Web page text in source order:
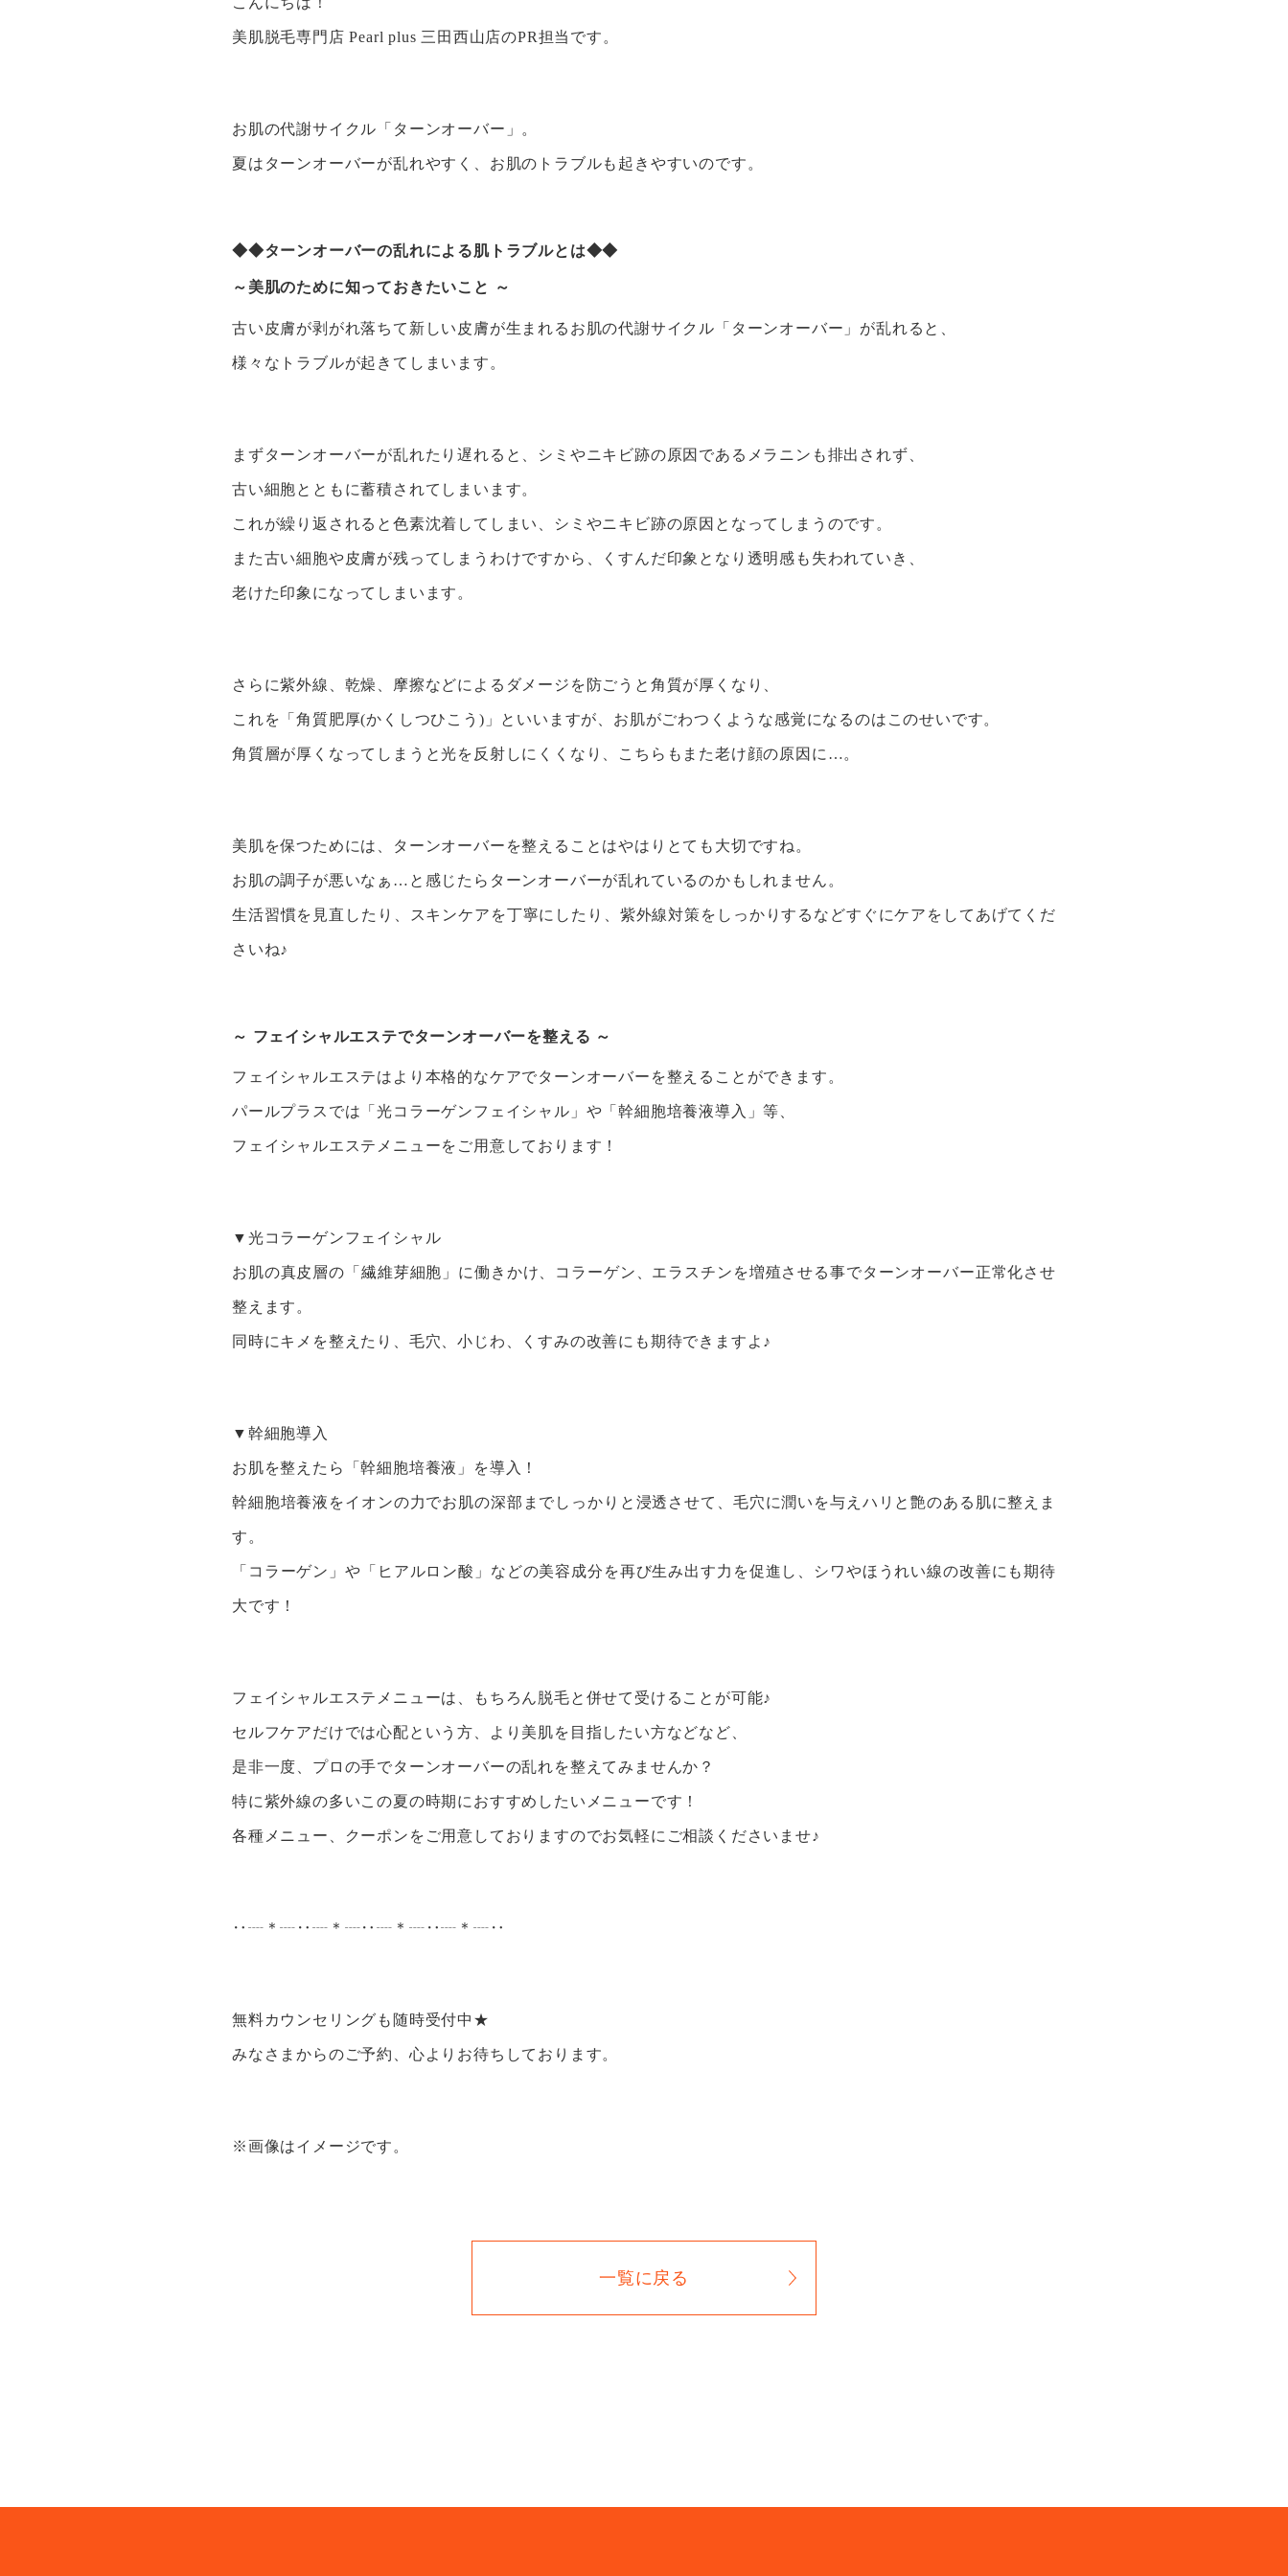
美肌脱毛専門店 Pearl plus 三田西山店のPR担当です。
お肌の代謝サイクル「ターンオーバー」。
夏はターンオーバーが乱れやすく、お肌のトラブルも起きやすいのです。
◆◆ターンオーバーの乱れによる肌トラブルとは◆◆
～美肌のために知っておきたいこと ～
古い皮膚が剥がれ落ちて新しい皮膚が生まれるお肌の代謝サイクル「ターンオーバー」が乱れると、
様々なトラブルが起きてしまいます。
まずターンオーバーが乱れたり遅れると、シミやニキビ跡の原因であるメラニンも排出されず、
古い細胞とともに蓄積されてしまいます。
これが繰り返されると色素沈着してしまい、シミやニキビ跡の原因となってしまうのです。
また古い細胞や皮膚が残ってしまうわけですから、くすんだ印象となり透明感も失われていき、
老けた印象になってしまいます。
さらに紫外線、乾燥、摩擦などによるダメージを防ごうと角質が厚くなり、
これを「角質肥厚(かくしつひこう)」といいますが、お肌がごわつくような感覚になるのはこのせいです。
角質層が厚くなってしまうと光を反射しにくくなり、こちらもまた老け顔の原因に…。
美肌を保つためには、ターンオーバーを整えることはやはりとても大切ですね。
お肌の調子が悪いなぁ…と感じたらターンオーバーが乱れているのかもしれません。
生活習慣を見直したり、スキンケアを丁寧にしたり、紫外線対策をしっかりするなどすぐにケアをしてあげてくだ
さいね♪
～ フェイシャルエステでターンオーバーを整える ～
フェイシャルエステはより本格的なケアでターンオーバーを整えることができます。
パールプラスでは「光コラーゲンフェイシャル」や「幹細胞培養液導入」等、
フェイシャルエステメニューをご用意しております！
▼光コラーゲンフェイシャル
お肌の真皮層の「繊維芽細胞」に働きかけ、コラーゲン、エラスチンを増殖させる事でターンオーバー正常化させ
整えます。
同時にキメを整えたり、毛穴、小じわ、くすみの改善にも期待できますよ♪
▼幹細胞導入
お肌を整えたら「幹細胞培養液」を導入！
幹細胞培養液をイオンの力でお肌の深部までしっかりと浸透させて、毛穴に潤いを与えハリと艶のある肌に整えま
す。
「コラーゲン」や「ヒアルロン酸」などの美容成分を再び生み出す力を促進し、シワやほうれい線の改善にも期待
大です！
フェイシャルエステメニューは、もちろん脱毛と併せて受けることが可能♪
セルフケアだけでは心配という方、より美肌を目指したい方などなど、
是非一度、プロの手でターンオーバーの乱れを整えてみませんか？
特に紫外線の多いこの夏の時期におすすめしたいメニューです！
各種メニュー、クーポンをご用意しておりますのでお気軽にご相談くださいませ♪
‥┈＊┈‥┈＊┈‥┈＊┈‥┈＊┈‥
無料カウンセリングも随時受付中★
みなさまからのご予約、心よりお待ちしております。
※画像はイメージです。
一覧に戻る